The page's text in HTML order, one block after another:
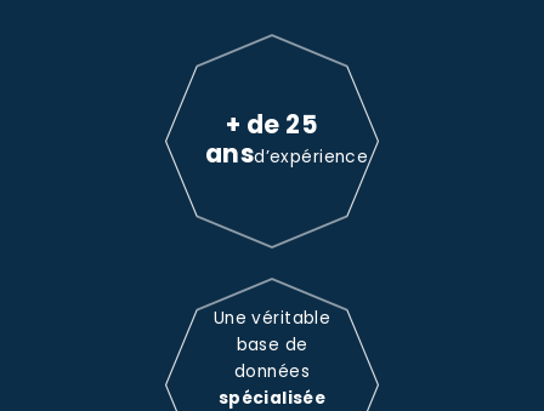
+ de 25
ansd’expérience
Une véritable
base de
données
spécialisée